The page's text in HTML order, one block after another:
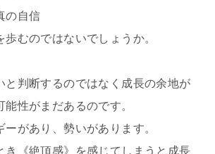
の自信
歩むのではないでしょうか。
と判断するのではなく成長の余地が
性がまだあるのです。
があり、勢いがあります。
き《絶頂感》を感じてしまうと成長